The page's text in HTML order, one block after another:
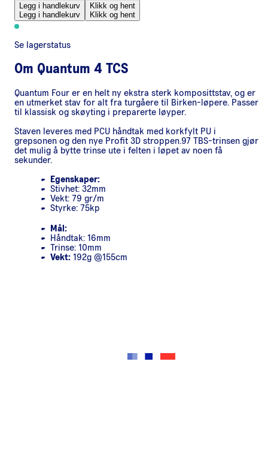
Legg i handlekurv
Legg i handlekurv
Klikk og hent
Klikk og hent
Se lagerstatus
Om Quantum 4 TCS
Quantum Four er en helt ny ekstra sterk komposittstav, og er
en utmerket stav for alt fra turgåere til Birken-løpere. Passer
til klassisk og skøyting i preparerte løyper.
Staven leveres med PCU håndtak med korkfylt PU i
grepsonen og den nye Profit 3D stroppen.97 TBS-trinsen gjør
det mulig å bytte trinse ute i felten i løpet av noen få
sekunder.
Egenskaper:
Stivhet: 32mm
Vekt: 79 gr/m
Styrke: 75kp
Mål:
Håndtak: 16mm
Trinse: 10mm
Vekt: 192g @155cm